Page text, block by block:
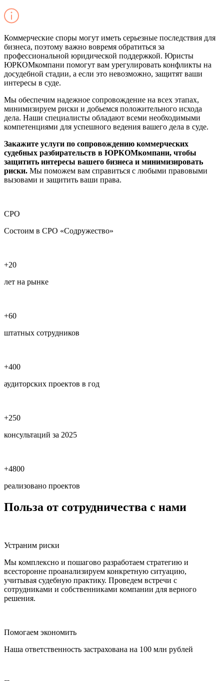
Коммерческие споры могут иметь серьезные последствия для
бизнеса, поэтому важно вовремя обратиться за
профессиональной юридической поддержкой. Юристы
ЮРКОМкомпани помогут вам урегулировать конфликты на
досудебной стадии, а если это невозможно, защитят ваши
интересы в суде.
Мы обеспечим надежное сопровождение на всех этапах,
минимизируем риски и добьемся положительного исхода
дела. Наши специалисты обладают всеми необходимыми
компетенциями для успешного ведения вашего дела в суде.
Закажите услуги по сопровождению коммерческих
судебных разбирательств в ЮРКОМкомпани, чтобы
защитить интересы вашего бизнеса и минимизировать
риски. Мы поможем вам справиться с любыми правовыми
вызовами и защитить ваши права.
СРО
Состоим в СРО «Содружество»
+20
лет на рынке
+60
штатных сотрудников
+400
аудиторских проектов в год
+250
консультаций за 2025
+4800
реализовано проектов
Польза от сотрудничества с нами
Устраним риски
Мы комплексно и пошагово разработаем стратегию и
всесторонне проанализируем конкретную ситуацию,
учитывая судебную практику. Проведем встречи с
сотрудниками и собственниками компании для верного
решения.
Помогаем экономить
Наша ответственность застрахована на 100 млн рублей